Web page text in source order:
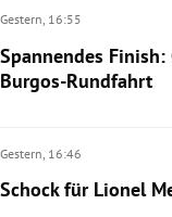
Gestern, 16:55
Spannendes
Burgos-Rundfahrt
Gestern, 16:46
Schock für Lionel